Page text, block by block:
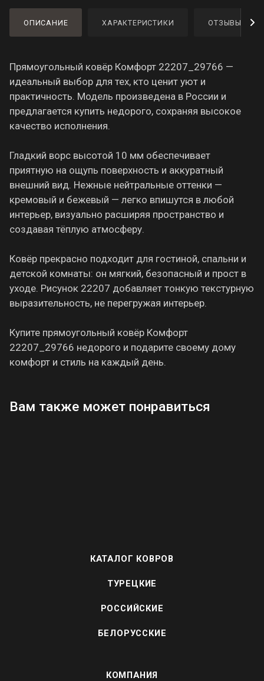
ОПИСАНИЕ ХАРАКТЕРИСТИКИ ОТЗЫВЫ
Прямоугольный ковёр Комфорт 22207_29766 —
идеальный выбор для тех, кто ценит уют и
практичность. Модель произведена в России и
предлагается купить недорого, сохраняя высокое
качество исполнения.
Гладкий ворс высотой 10 мм обеспечивает
приятную на ощупь поверхность и аккуратный
внешний вид. Нежные нейтральные оттенки —
кремовый и бежевый — легко впишутся в любой
интерьер, визуально расширяя пространство и
создавая тёплую атмосферу.
Ковёр прекрасно подходит для гостиной, спальни и
детской комнаты: он мягкий, безопасный и прост в
уходе. Рисунок 22207 добавляет тонкую текстурную
выразительность, не перегружая интерьер.
Купите прямоугольный ковёр Комфорт
22207_29766 недорого и подарите своему дому
комфорт и стиль на каждый день.
Вам также может понравиться
КАТАЛОГ КОВРОВ
ТУРЕЦКИЕ
РОССИЙСКИЕ
БЕЛОРУССКИЕ
КОМПАНИЯ